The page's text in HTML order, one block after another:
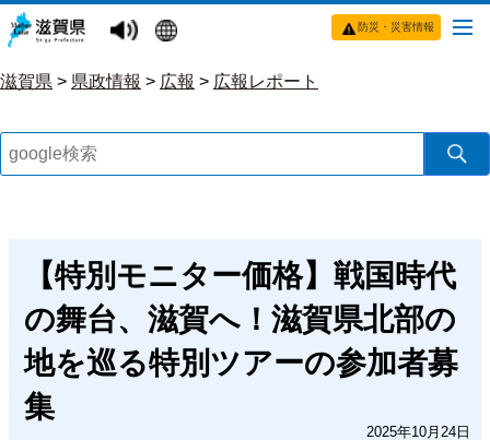
防災・災害情報
滋賀県 > 県政情報 > 広報 > 広報レポート
【特別モニター価格】戦国時代
の舞台、滋賀へ！滋賀県北部の
地を巡る特別ツアーの参加者募
集
2025年10月24日